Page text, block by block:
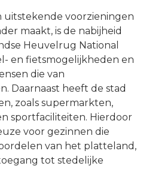
voorzieningen
maakt, is de nabijheid
Heuvelrug National
en fietsmogelijkheden en
die van
Daarnaast heeft de stad
zoals supermarkten,
sportfaciliteiten. Hierdoor
voor gezinnen die
van het platteland,
tot stedelijke